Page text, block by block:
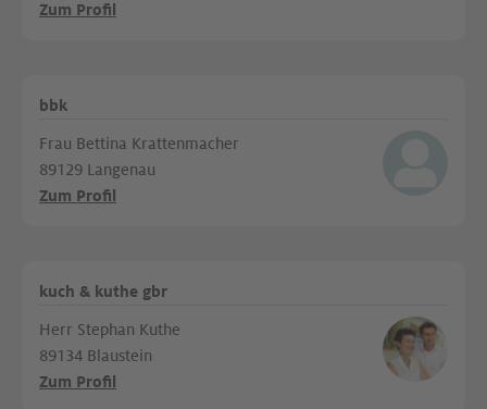
Zum Profil
bbk
Frau Bettina Krattenmacher
89129 Langenau
Zum Profil
kuch & kuthe gbr
Herr Stephan Kuthe
89134 Blaustein
Zum Profil